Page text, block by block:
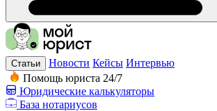
Статьи Новости Кейсы Интервью
Помощь юриста 24/7
Юридические калькуляторы
База нотариусов